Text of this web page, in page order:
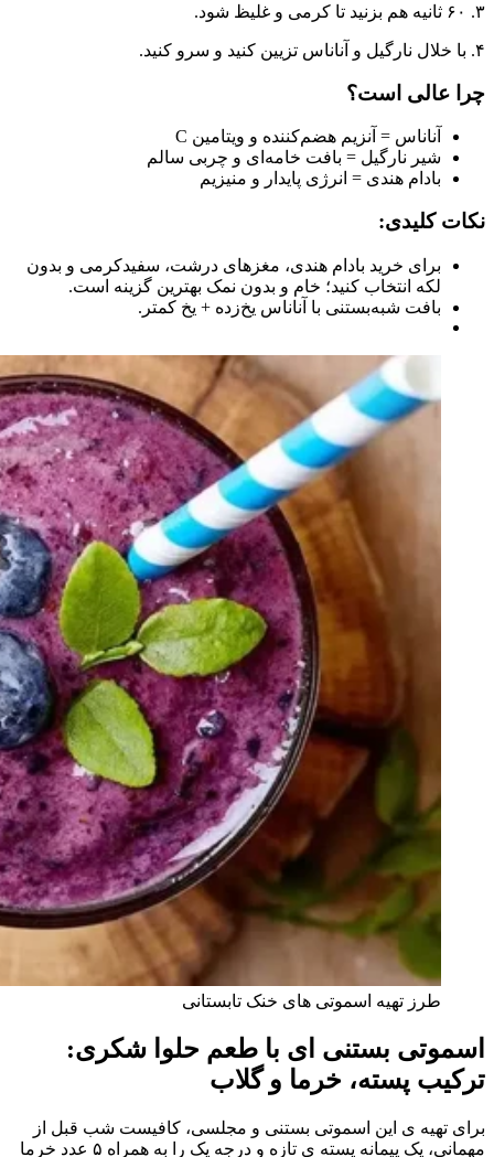
۳. ۶۰ ثانیه هم بزنید تا کرمی و غلیظ شود.
۴. با خلال نارگیل و آناناس تزیین کنید و سرو کنید.
چرا عالی است؟
آناناس = آنزیم هضم‌کننده و ویتامین C
شیر نارگیل = بافت خامه‌ای و چربی سالم
بادام هندی = انرژی پایدار و منیزیم
نکات کلیدی:
برای خرید بادام هندی، مغزهای درشت، سفیدکرمی و بدون
لکه انتخاب کنید؛ خام و بدون نمک بهترین گزینه است.
بافت شبه‌بستنی با آناناس یخ‌زده + یخ کمتر.
طرز تهیه اسموتی های خنک تابستانی
اسموتی بستنی‌ ای با طعم حلوا شکری:
ترکیب پسته، خرما و گلاب
برای تهیه ی این اسموتی بستنی و مجلسی، کافیست شب قبل از
مهمانی، یک پیمانه پسته ی تازه و درجه یک را به همراه ۵ عدد خرما